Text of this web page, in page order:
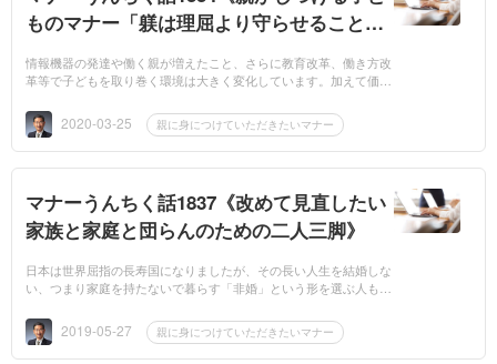
ものマナー「躾は理屈より守らせることが
情報機器の発達や働く親が増えたこと、さらに教育改革、働き方改
革等で子どもを取り巻く環境は大きく変化しています。加えて価値
休校及び図書...
2020-03-25 親に身につけていただきたいマナー
マナーうんちく話1837《改めて見直したい
家族と家庭と団らんのための二人三脚》
日本は世界屈指の長寿国になりましたが、その長い人生を結婚しな
い、つまり家庭を持たないで暮らす「非婚」という形を選ぶ人も多
「家族」という...
2019-05-27 親に身につけていただきたいマナー